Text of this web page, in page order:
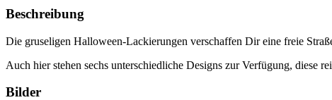
Beschreibung
Die gruseligen Halloween-Lackierungen verschaffen Dir eine freie
Auch hier stehen sechs unterschiedliche Designs zur Verfügung,
Bilder